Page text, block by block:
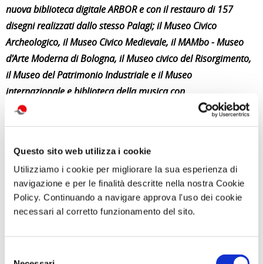
Questo sito web utilizza i cookie
Utilizziamo i cookie per migliorare la sua esperienza di
navigazione e per le finalità descritte nella nostra Cookie
Policy. Continuando a navigare approva l'uso dei cookie
necessari al corretto funzionamento del sito.
nuova biblioteca digitale ARBOR e con il restauro di 157
disegni realizzati dallo stesso Palagi; il Museo Civico
Archeologico, il Museo Civico Medievale, il MAMbo - Museo
d'Arte Moderna di Bologna, il Museo civico del Risorgimento,
il Museo del Patrimonio Industriale e il Museo
internazionale e biblioteca della musica con
inventariazione, catalogazione, digitalizzazione e
di Redazione Cralt Magazine
23 Gennaio 2024
attività correlate: